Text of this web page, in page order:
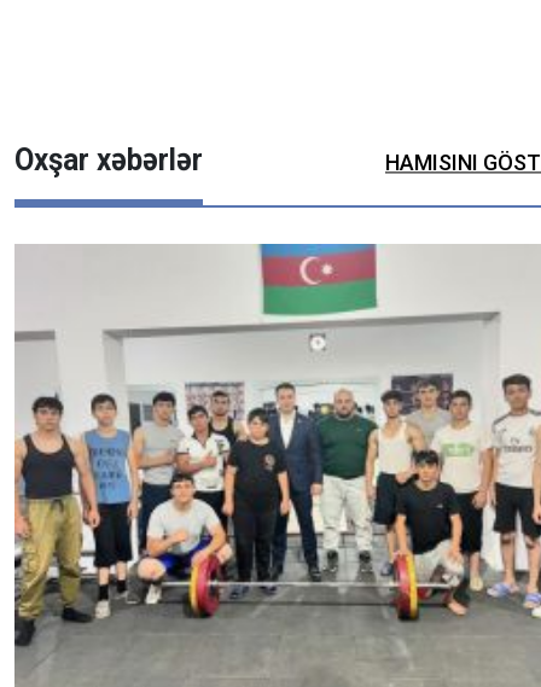
Oxşar xəbərlər HAMISINI